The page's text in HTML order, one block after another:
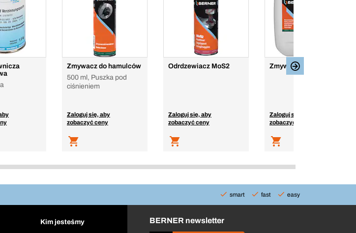
Zmywacz do hamulców
500 ml, Puszka pod
ciśnieniem
Zaloguj się, aby
zobaczyć ceny
Odrdzewiacz MoS2
Zaloguj się, aby
zobaczyć ceny
Zmywacz do hamulców
Zaloguj się, aby
zobaczyć ceny
smart fast easy
Kim jesteśmy BERNER newsletter